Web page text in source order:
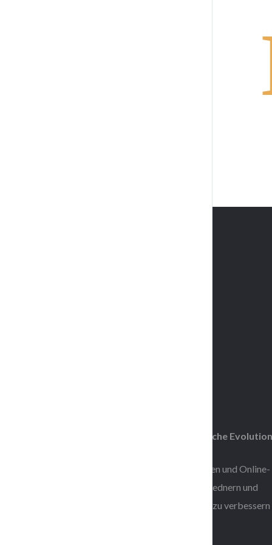
*Die Konferenz über Bewusstsein und menschliche Evolution
Wir veranstalten lebensverändernde Veranstaltungen und Online-
Trainingsprogramme mit international bekannten Rednern und
Bestseller-Autoren, um Ihre spirituelle Entwicklung zu verbessern